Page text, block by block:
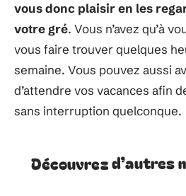
vous donc plaisir en les
votre gré. Vous n’avez qu’à
vous faire trouver quelques
semaine. Vous pouvez aussi
d’attendre vos vacances afin
sans interruption quelconque.
Découvrez d’autres